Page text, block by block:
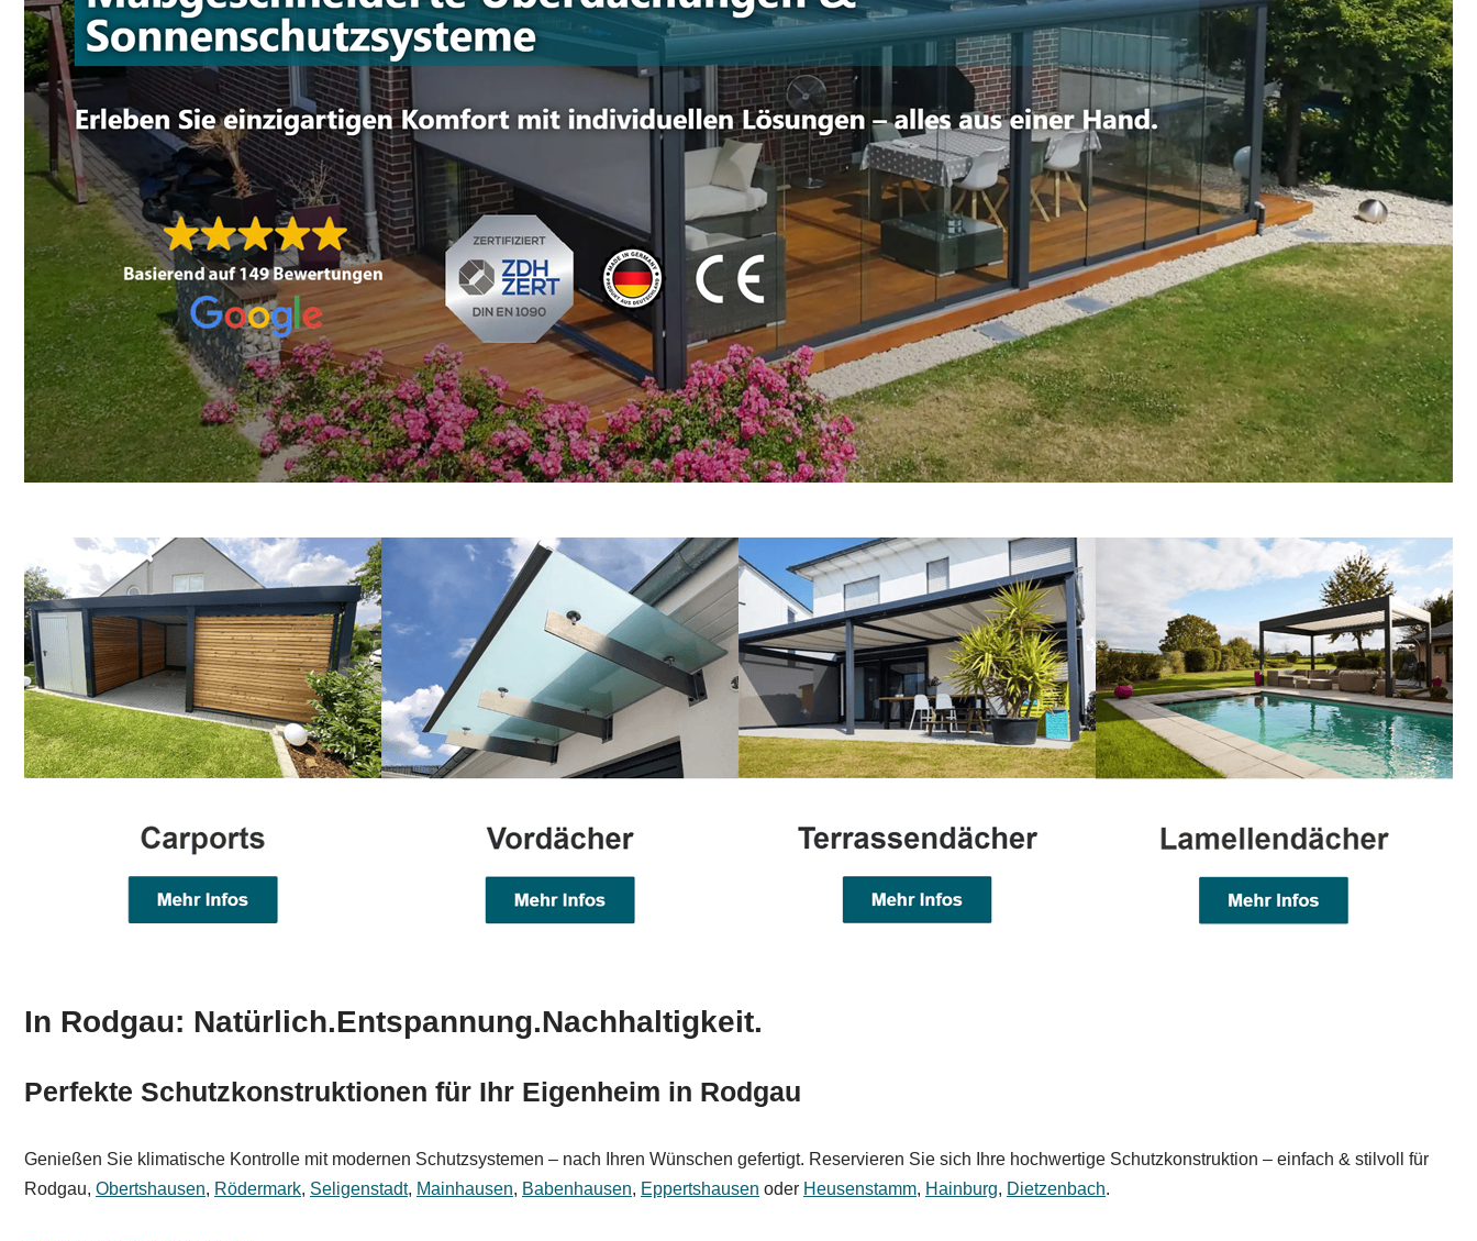
In Rodgau: Natürlich.Entspannung.Nachhaltigkeit.
Perfekte Schutzkonstruktionen für Ihr Eigenheim in Rodgau
Genießen Sie klimatische Kontrolle mit modernen Schutzsystemen – nach Ihren Wünschen gefertigt. Reservieren Sie sich Ihre hochwertige Schutzkonstruktion – einfach & stilvoll für
Rodgau, Obertshausen, Rödermark, Seligenstadt, Mainhausen, Babenhausen, Eppertshausen oder Heusenstamm, Hainburg, Dietzenbach.